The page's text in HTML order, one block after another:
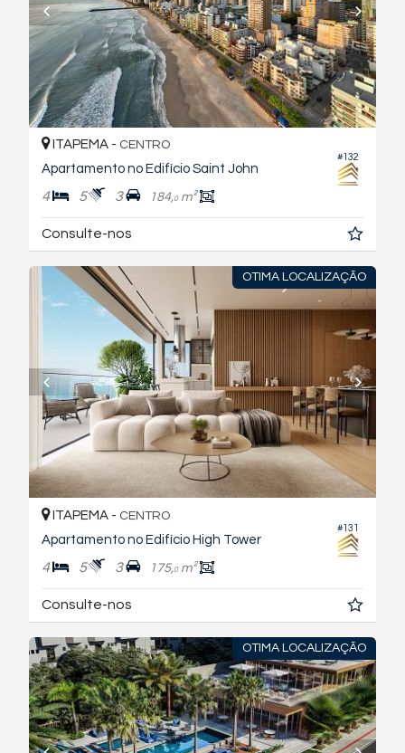
#132
ITAPEMA - CENTRO
Apartamento no Edifício Saint John
4 5 3 184,0m²
Consulte-nos
OTIMA LOCALIZAÇÃO
#131
ITAPEMA - CENTRO
Apartamento no Edifício High Tower
4 5 3 175,0m²
Consulte-nos
OTIMA LOCALIZAÇÃO